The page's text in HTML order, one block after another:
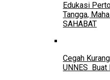
Edukasi
Tangga,
SAHABAT
Cegah
UNNES Buat